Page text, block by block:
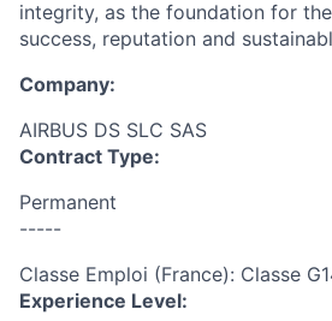
integrity, as the foundation for the
success, reputation and
Company:
AIRBUS DS SLC SAS
Contract Type:
Permanent
-----
Classe Emploi (France): Classe
Experience Level: